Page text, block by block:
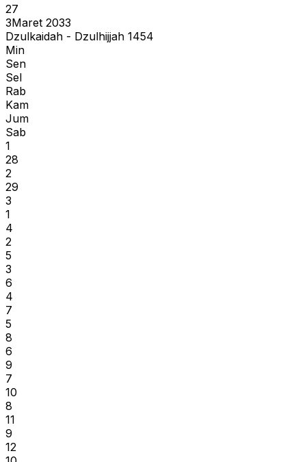
27
3Maret 2033
Dzulkaidah - Dzulhijjah 1454
Min
Sen
Sel
Rab
Kam
Jum
Sab
1
28
2
29
3
1
4
2
5
3
6
4
7
5
8
6
9
7
10
8
11
9
12